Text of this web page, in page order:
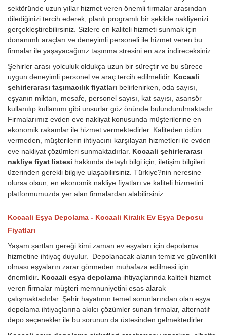
sektöründe uzun yıllar hizmet veren önemli firmalar arasından
dilediğinizi tercih ederek, planlı programlı bir şekilde nakliyenizi
gerçekleştirebilirsiniz. Sizlere en kaliteli hizmeti sunmak için
donanımlı araçları ve deneyimli personeli ile hizmet veren bu
firmalar ile yaşayacağınız taşınma stresini en aza indireceksiniz.
Şehirler arası yolculuk oldukça uzun bir süreçtir ve bu sürece
uygun deneyimli personel ve araç tercih edilmelidir. Kocaali
şehirlerarası taşımacılık fiyatları belirlenirken, oda sayısı,
eşyanın miktarı, mesafe, personel sayısı, kat sayısı, asansör
kullanılıp kullanımı gibi unsurlar göz önünde bulundurulmaktadır.
Firmalarımız evden eve nakliyat konusunda müşterilerine en
ekonomik rakamlar ile hizmet vermektedirler. Kaliteden ödün
vermeden, müşterilerin ihtiyacını karşılayan hizmetleri ile evden
eve nakliyat çözümleri sunmaktadırlar. Kocaali şehirlerarası
nakliye fiyat listesi hakkında detaylı bilgi için, iletişim bilgileri
üzerinden gerekli bilgiye ulaşabilirsiniz. Türkiye?nin neresine
olursa olsun, en ekonomik nakliye fiyatları ve kaliteli hizmetini
platformumuzda yer alan firmalardan alabilirsiniz.
Kocaali Eşya Depolama - Kocaali Kiralık Ev Eşya Deposu
Fiyatları
Yaşam şartları gereği kimi zaman ev eşyaları için depolama
hizmetine ihtiyaç duyulur. Depolanacak alanın temiz ve güvenlikli
olması eşyaların zarar görmeden muhafaza edilmesi için
önemlidir. Kocaali eşya depolama ihtiyaçlarında kaliteli hizmet
veren firmalar müşteri memnuniyetini esas alarak
çalışmaktadırlar. Şehir hayatının temel sorunlarından olan eşya
depolama ihtiyaçlarına akılcı çözümler sunan firmalar, alternatif
depo seçenekler ile bu sorunun da üstesinden gelmektedirler.